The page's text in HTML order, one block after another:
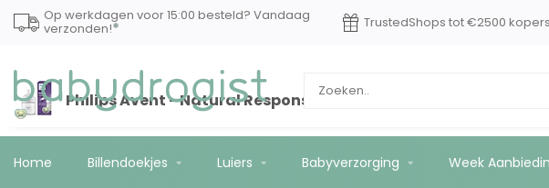
Op werkdagen voor 15:00 besteld? Vandaag
verzonden!* TrustedShops tot €2500
Home Billendoekjes Luiers Babyverzorging Week
Philips Avent - Natural Response – 125 ml Fles - Ultra Air